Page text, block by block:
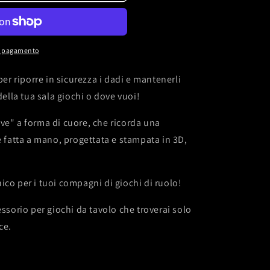
a
f
i
c
a
riporre in sicurezza i dadi e mantenerli
tua sala giochi o dove vuoi!
a forma di cuore, che ricorda una
a mano, progettata e stampata in 3D,
per i tuoi compagni di giochi di ruolo!
per giochi da tavolo che troverai solo